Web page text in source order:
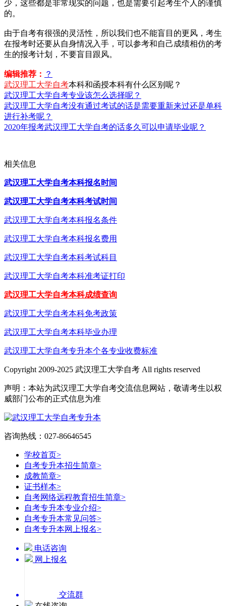
少，这些都是非常现实的问题，也是需要引起考生个人的谨慎
的。
由于自考有很强的灵活性，所以我们也不能盲目的更风，考生
在报考时还要从自身情况入手，可以参考和自己成绩相仿的考
生的报考计划，不要盲目跟风。
编辑推荐： ？
武汉理工大学自考本科和函授本科有什么区别呢？
武汉理工大学自考专业该怎么选择呢？
武汉理工大学自考没有通过考试的话是需要重新来过还是单科
进行补考呢？
2020年报考武汉理工大学自考的话多久可以申请毕业呢？
相关信息
武汉理工大学自考本科报名时间
武汉理工大学自考本科考试时间
武汉理工大学自考本科报名条件
武汉理工大学自考本科报名费用
武汉理工大学自考本科考试科目
武汉理工大学自考本科准考证打印
武汉理工大学自考本科成绩查询
武汉理工大学自考本科免考政策
武汉理工大学自考本科毕业办理
武汉理工大学自考专升本个各专业收费标准
Copyright 2009-2025 武汉理工大学自考 All rights reserved
声明：本站为武汉理工大学自考交流信息网站，敬请考生以权
威部门公布的正式信息为准
咨询热线：027-86646545
学校首页>
自考专升本招生简章>
成教简章>
证书样本>
自考网络远程教育招生简章>
自考专升本专业介绍>
自考专升本常见问答>
自考专升本网上报名>
电话咨询
网上报名
交流群